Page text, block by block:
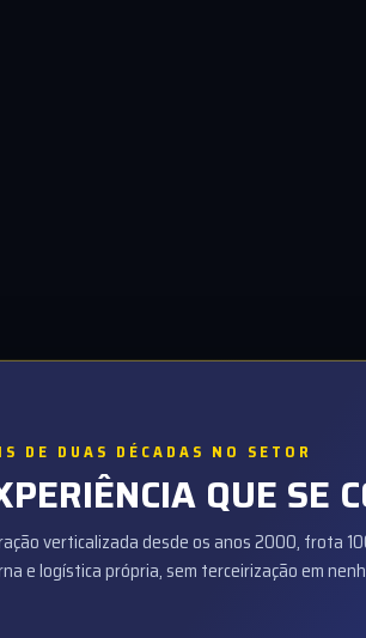
DE DUAS DÉCADAS NO SETOR
QUE SE
verticalizada desde os anos 2000, frota
e logística própria, sem terceirização em